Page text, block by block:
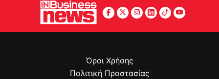
Όροι Χρήσης
Πολιτική Προστασίας